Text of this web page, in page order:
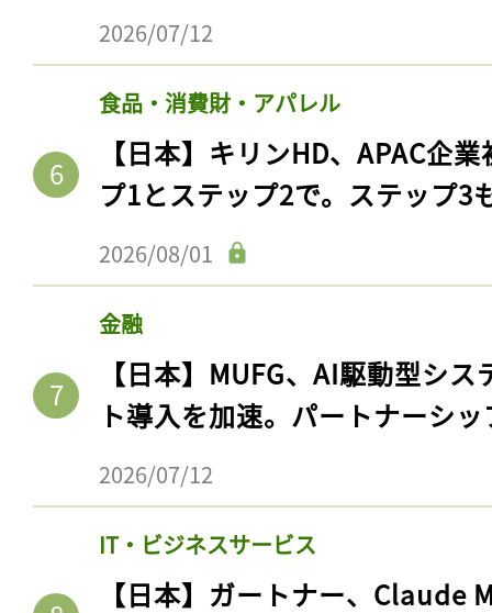
2026/07/12
食品・消費財・アパレル
【日本】キリンHD、APAC企
プ1とステップ2で。ステップ3
2026/08/01
金融
【日本】MUFG、AI駆動型シ
ト導入を加速。パートナーシ
2026/07/12
IT・ビジネスサービス
【日本】ガートナー、Claude